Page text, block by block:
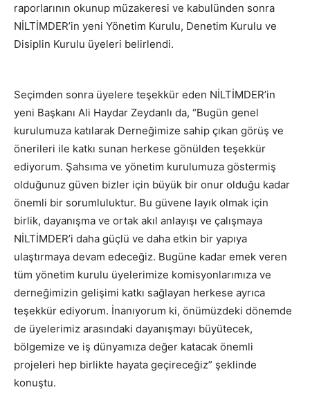
raporlarının okunup müzakeresi ve kabulünden sonra
NİLTİMDER’in yeni Yönetim Kurulu, Denetim Kurulu ve
Disiplin Kurulu üyeleri belirlendi.
Seçimden sonra üyelere teşekkür eden NİLTİMDER’in
yeni Başkanı Ali Haydar Zeydanlı da, “Bugün genel
kurulumuza katılarak Derneğimize sahip çıkan görüş ve
önerileri ile katkı sunan herkese gönülden teşekkür
ediyorum. Şahsıma ve yönetim kurulumuza göstermiş
olduğunuz güven bizler için büyük bir onur olduğu kadar
önemli bir sorumluluktur. Bu güvene layık olmak için
birlik, dayanışma ve ortak akıl anlayışı ve çalışmaya
NİLTİMDER’i daha güçlü ve daha etkin bir yapıya
ulaştırmaya devam edeceğiz. Bugüne kadar emek veren
tüm yönetim kurulu üyelerimize komisyonlarımıza ve
derneğimizin gelişimi katkı sağlayan herkese ayrıca
teşekkür ediyorum. İnanıyorum ki, önümüzdeki dönemde
de üyelerimiz arasındaki dayanışmayı büyütecek,
bölgemize ve iş dünyamıza değer katacak önemli
projeleri hep birlikte hayata geçireceğiz” şeklinde
konuştu.